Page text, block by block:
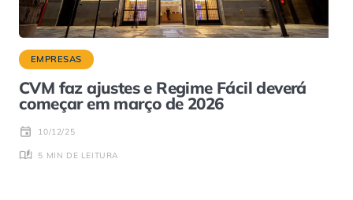
EMPRESAS
CVM faz ajustes e Regime Fácil deverá
começar em março de 2026
10/12/25
5 MIN DE LEITURA